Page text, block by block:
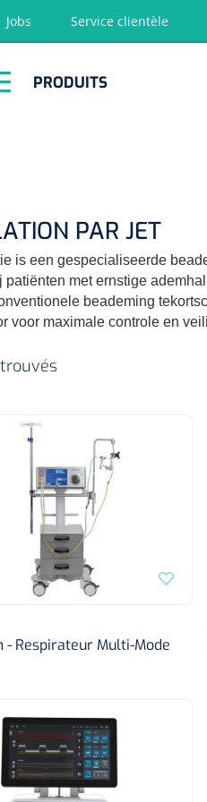
Jobs Service clientèle
PRODUITS
PAR JET
is een gespecialiseerde
patiënten met ernstige
beademing
voor maximale controle en
- Respirateur Multi-Mode